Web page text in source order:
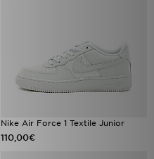
Nike Air Force 1 Textile Junior
110,00€